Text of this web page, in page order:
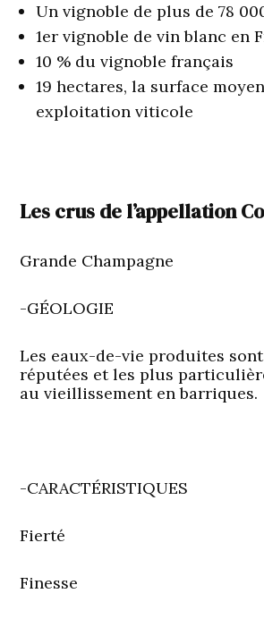
Un vignoble de plus de 78
1er vignoble de vin blanc en
10 % du vignoble français
19 hectares, la surface
exploitation viticole
Les crus de l’appellation
Grande Champagne
-GÉOLOGIE
Les eaux-de-vie produites
réputées et les plus
au vieillissement en barriques.
-CARACTÉRISTIQUES
Fierté
Finesse